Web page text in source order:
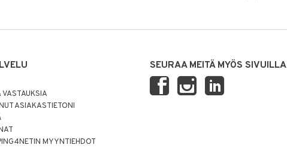
ASIAKASTIETONI
MYYNTIEHDOT
SEURAA MEITÄ MYÖS SIVUILLA